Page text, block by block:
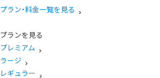
プラン・料金一覧を見る
プランを見る
プレミアム
ラージ
レギュラー